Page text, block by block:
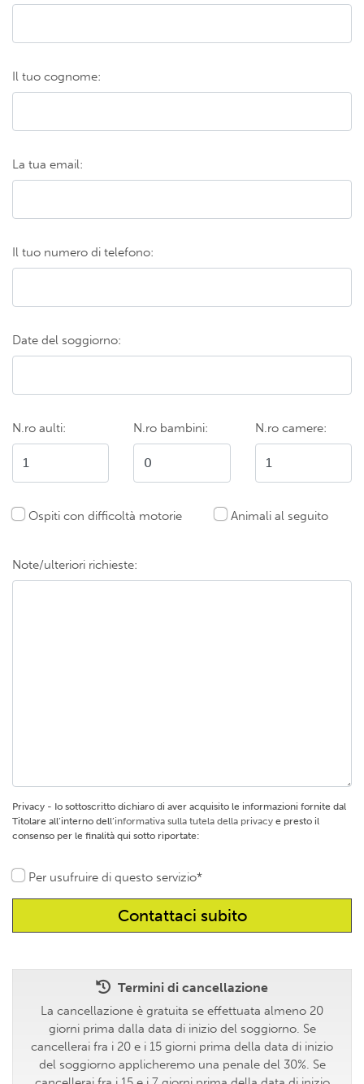
Il tuo cognome:
La tua email:
Il tuo numero di telefono:
Date del soggiorno:
N.ro aulti: N.ro bambini: N.ro camere:
Ospiti con difficoltà motorie Animali al seguito
Note/ulteriori richieste:
Privacy - Io sottoscritto dichiaro di aver acquisito le informazioni fornite dal
Titolare all’interno dell’informativa sulla tutela della privacy e presto il
consenso per le finalità qui sotto riportate:
Per usufruire di questo servizio*
Termini di cancellazione
La cancellazione è gratuita se effettuata almeno 20
giorni prima dalla data di inizio del soggiorno. Se
cancellerai fra i 20 e i 15 giorni prima della data di inizio
del soggiorno applicheremo una penale del 30%. Se